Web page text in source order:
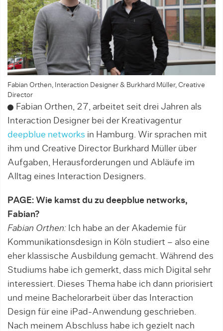
Fabian Orthen, Interaction Designer & Burkhard Müller, Creative
Director
Fabian Orthen, 27, arbeitet seit drei Jahren als
Interaction Designer bei der Kreativagentur
deepblue networks in Hamburg. Wir sprachen mit
ihm und Creative Director Burkhard Müller über
Aufgaben, Herausforderungen und Abläufe im
Alltag eines Interaction Designers.
PAGE: Wie kamst du zu deepblue networks,
Fabian?
Fabian Orthen: Ich habe an der Akademie für
Kommunikationsdesign in Köln studiert – also eine
eher klassische Ausbildung gemacht. Während des
Studiums habe ich gemerkt, dass mich Digital sehr
interessiert. Dieses Thema habe ich dann priorisiert
und meine Bachelorarbeit über das In­teraction
Design für eine iPad-Anwendung geschrieben.
Nach meinem Abschluss habe ich gezielt nach